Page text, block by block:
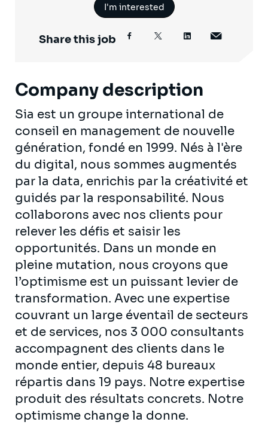
I'm interested
Share this job
Company description
Sia est un groupe international de
conseil en management de nouvelle
génération, fondé en 1999. Nés à l'ère
du digital, nous sommes augmentés
par la data, enrichis par la créativité et
guidés par la responsabilité. Nous
collaborons avec nos clients pour
relever les défis et saisir les
opportunités. Dans un monde en
pleine mutation, nous croyons que
l’optimisme est un puissant levier de
transformation. Avec une expertise
couvrant un large éventail de secteurs
et de services, nos 3 000 consultants
accompagnent des clients dans le
monde entier, depuis 48 bureaux
répartis dans 19 pays. Notre expertise
produit des résultats concrets. Notre
optimisme change la donne.